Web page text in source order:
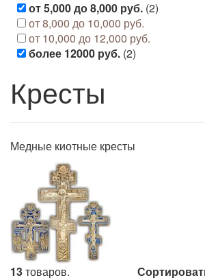
от 5,000 до 8,000 руб. (2)
от 8,000 до 10,000 руб.
от 10,000 до 12,000 руб.
более 12000 руб. (2)
Кресты
Медные киотные кресты
13товаров.